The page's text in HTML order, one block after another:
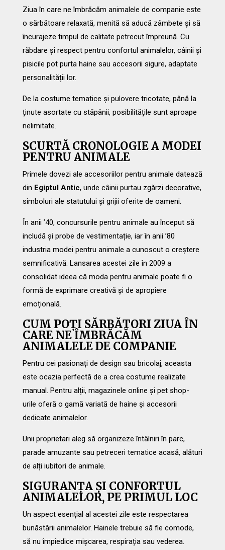
Ziua în care ne îmbrăcăm animalele de companie este
o sărbătoare relaxată, menită să aducă zâmbete și să
încurajeze timpul de calitate petrecut împreună. Cu
răbdare și respect pentru confortul animalelor, câinii și
pisicile pot purta haine sau accesorii sigure, adaptate
personalității lor.
De la costume tematice și pulovere tricotate, până la
ținute asortate cu stăpânii, posibilitățile sunt aproape
nelimitate.
SCURTĂ CRONOLOGIE A MODEI
PENTRU ANIMALE
Primele dovezi ale accesoriilor pentru animale datează
din Egiptul Antic, unde câinii purtau zgărzi decorative,
simboluri ale statutului și grijii oferite de oameni.
În anii ’40, concursurile pentru animale au început să
includă și probe de vestimentație, iar în anii ’80
industria modei pentru animale a cunoscut o creștere
semnificativă. Lansarea acestei zile în 2009 a
consolidat ideea că moda pentru animale poate fi o
formă de exprimare creativă și de apropiere
emoțională.
CUM POȚI SĂRBĂTORI ZIUA ÎN
CARE NE ÎMBRĂCĂM
ANIMALELE DE COMPANIE
Pentru cei pasionați de design sau bricolaj, aceasta
este ocazia perfectă de a crea costume realizate
manual. Pentru alții, magazinele online și pet shop-
urile oferă o gamă variată de haine și accesorii
dedicate animalelor.
Unii proprietari aleg să organizeze întâlniri în parc,
parade amuzante sau petreceri tematice acasă, alături
de alți iubitori de animale.
SIGURANȚA ȘI CONFORTUL
ANIMALELOR, PE PRIMUL LOC
Un aspect esențial al acestei zile este respectarea
bunăstării animalelor. Hainele trebuie să fie comode,
să nu împiedice mișcarea, respirația sau vederea.